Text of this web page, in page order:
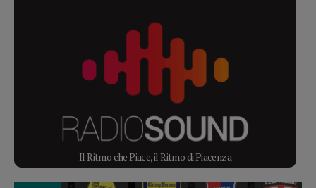
Il Ritmo che Piace, il Ritmo di Piacenza